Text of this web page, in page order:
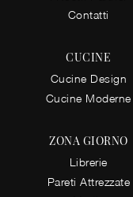
Contatti
CUCINE
Cucine Design
Cucine Moderne
ZONA GIORNO
Librerie
Pareti Attrezzate